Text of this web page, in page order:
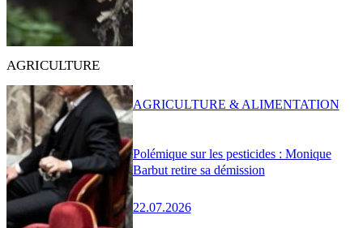
AGRICULTURE
Polémique sur les pesticides : Monique
Barbut retire sa démission
22.07.2026
AGRICULTURE & ALIMENTATION